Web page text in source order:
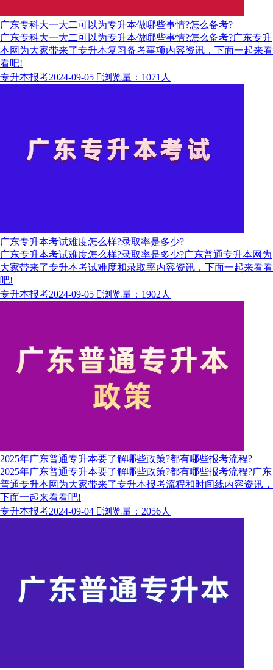
广东专科大一大二可以为专升本做哪些事情?怎么备考?
广东专科大一大二可以为专升本做哪些事情?怎么备考?​广东专升
本网为大家带来了专升本复习备考事项内容资讯，下面一起来看
看吧!
专升本报考2024-09-05 浏览量：1071人
广东专升本考试难度怎么样?录取率是多少?
广东专升本考试难度怎么样?录取率是多少?广东普通专升本网为
大家带来了专升本考试难度和录取率内容资讯，下面一起来看看
吧!
专升本报考2024-09-05 浏览量：1902人
2025年广东普通专升本要了解哪些政策?都有哪些报考流程?
2025年广东普通专升本要了解哪些政策?都有哪些报考流程?广东
普通专升本网为大家带来了专升本报考流程和时间线内容资讯，
下面一起来看看吧!
专升本报考2024-09-04 浏览量：2056人